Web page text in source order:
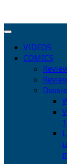
VIDEOS
COMICS